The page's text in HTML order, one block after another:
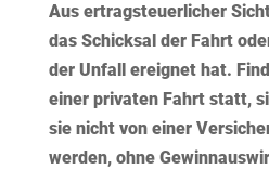
Aus ertragsteuerlicher
das Schicksal der Fahrt
der Unfall ereignet hat.
einer privaten Fahrt statt,
sie nicht von einer
werden, ohne